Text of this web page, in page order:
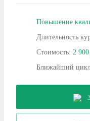
Повышение
Длительность
Стоимость: 2
Ближайший